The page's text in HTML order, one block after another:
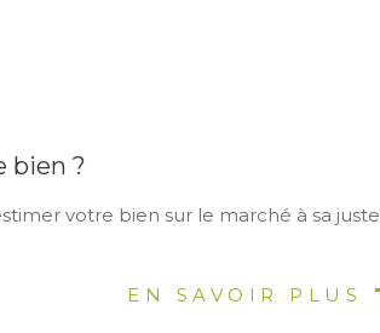
bien ?
votre bien sur le marché à sa juste
EN SAVOIR PLUS